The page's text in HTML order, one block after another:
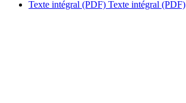
Texte intégral (PDF) Texte intégral (PDF)